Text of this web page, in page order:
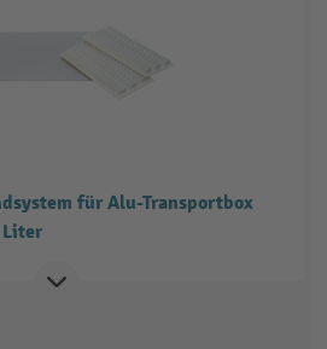
für Alu-Transportbox